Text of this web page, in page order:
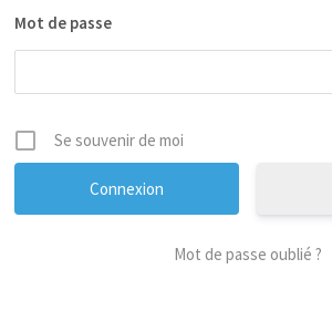
Mot de passe
Se souvenir de moi
Mot de passe oublié ?